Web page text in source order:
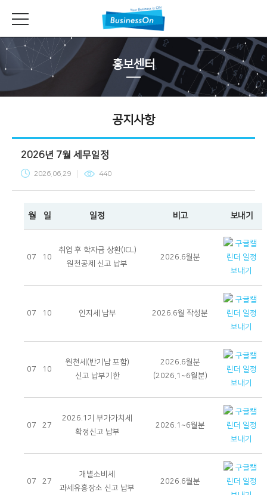
홍보센터
공지사항
2026년 7월 세무일정
2026.06.29 440
월 일 일정 비고 보내기
07 10
취업 후 학자금 상환(ICL)
원천공제 신고 납부
2026.6월분
07 10 인지세 납부 2026.6월 작성분
07 10
원천세(반기납 포함)
신고 납부기한
2026.6월분
(2026.1~6월분)
07 27
2026.1기 부가가치세
확정신고 납부
2026.1~6월분
07 27
개별소비세
과세유흥장소 신고 납부
2026.6월분